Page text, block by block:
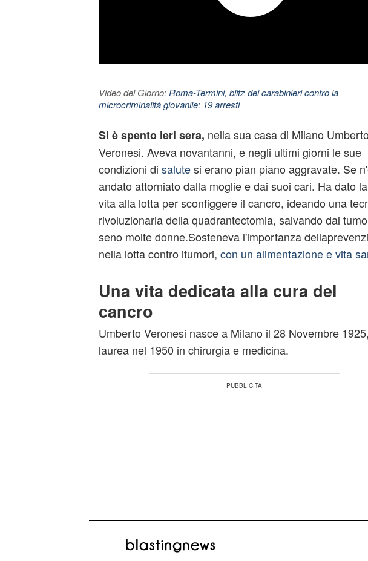
Video del Giorno: Roma-Termini, blitz dei carabinieri contro la
microcriminalità giovanile: 19 arresti
Si è spento ieri sera, nella sua casa di Milano Umberto
Veronesi. Aveva novantanni, e negli ultimi giorni le sue
condizioni di salutesi erano pian piano aggravate. Se
andato attorniato dalla moglie e dai suoi cari. Ha dato
vita alla lotta per sconfiggere il cancro, ideando una
rivoluzionaria della quadrantectomia, salvando dal
seno molte donne.Sosteneva l'importanza
nella lotta contro itumori, con un alimentazione e vita
Una vita dedicata alla cura del
cancro
Umberto Veronesi nasce a Milano il 28 Novembre
laurea nel 1950 in chirurgia e medicina.